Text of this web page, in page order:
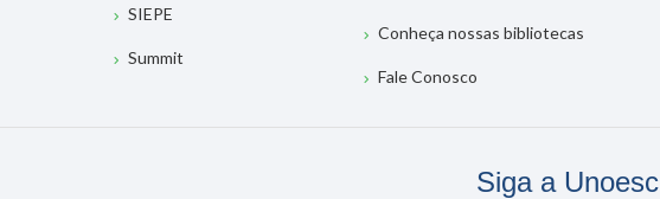
SIEPE
Summit
Conheça nossas bibliotecas
Fale Conosco
Siga a Unoesc